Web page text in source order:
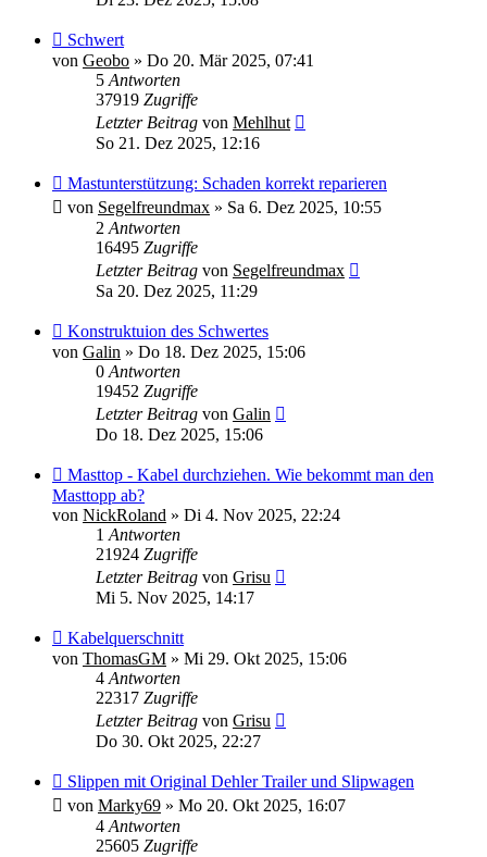
Schwert
von Geobo » Do 20. Mär 2025, 07:41
5 Antworten
37919 Zugriffe
Letzter Beitrag von Mehlhut
So 21. Dez 2025, 12:16
Mastunterstützung: Schaden korrekt reparieren
von Segelfreundmax » Sa 6. Dez 2025, 10:55
2 Antworten
16495 Zugriffe
Letzter Beitrag von Segelfreundmax
Sa 20. Dez 2025, 11:29
Konstruktuion des Schwertes
von Galin » Do 18. Dez 2025, 15:06
0 Antworten
19452 Zugriffe
Letzter Beitrag von Galin
Do 18. Dez 2025, 15:06
Masttop - Kabel durchziehen. Wie bekommt man den
Masttopp ab?
von NickRoland » Di 4. Nov 2025, 22:24
1 Antworten
21924 Zugriffe
Letzter Beitrag von Grisu
Mi 5. Nov 2025, 14:17
Kabelquerschnitt
von ThomasGM » Mi 29. Okt 2025, 15:06
4 Antworten
22317 Zugriffe
Letzter Beitrag von Grisu
Do 30. Okt 2025, 22:27
Slippen mit Original Dehler Trailer und Slipwagen
von Marky69 » Mo 20. Okt 2025, 16:07
4 Antworten
25605 Zugriffe